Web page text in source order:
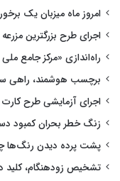
امروز ماه میزبان یک
اجرای طرح بزرگترین
راه‌اندازی «مرکز جامع
برچسب هوشمند، راهی
اجرای آزمایشی طرح کارت
زنگ خطر بحران کمبود دستیاری ۶
پشت پرده دیدن رنگ‌ها
تشخیص زودهنگام، کلید